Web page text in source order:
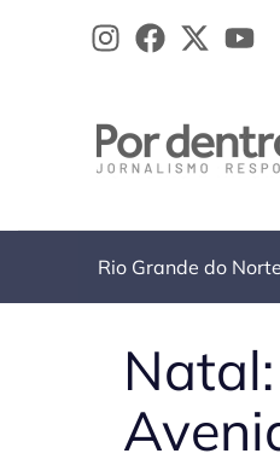
Rio Grande do Norte